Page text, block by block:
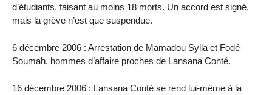
d’étudiants, faisant au moins 18 morts. Un accord est signé,
mais la grève n’est que suspendue.
6 décembre 2006 : Arrestation de Mamadou Sylla et Fodé
Soumah, hommes d’affaire proches de Lansana Conté.
16 décembre 2006 : Lansana Conté se rend lui-même à la